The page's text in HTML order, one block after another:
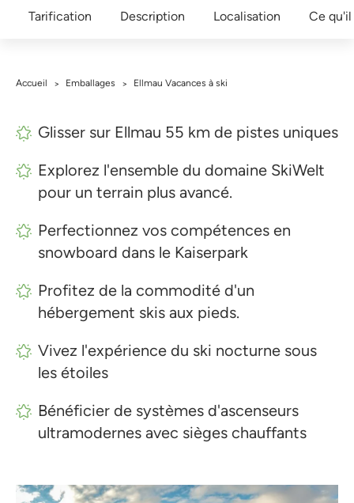
Tarification Description Localisation Ce
Accueil > Emballages > Ellmau Vacances à ski
Glisser sur Ellmau 55 km de pistes uniques
Explorez l'ensemble du domaine SkiWelt
pour un terrain plus avancé.
Perfectionnez vos compétences en
snowboard dans le Kaiserpark
Profitez de la commodité d'un
hébergement skis aux pieds.
Vivez l'expérience du ski nocturne sous
les étoiles
Bénéficier de systèmes d'ascenseurs
ultramodernes avec sièges chauffants